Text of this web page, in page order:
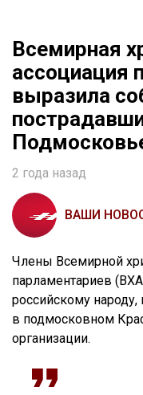
Всемирная
ассоциация
выразила
2 года назад
ВАШИ
Члены Всемирной
парламентариев
российскому
в подмосковном
организации.